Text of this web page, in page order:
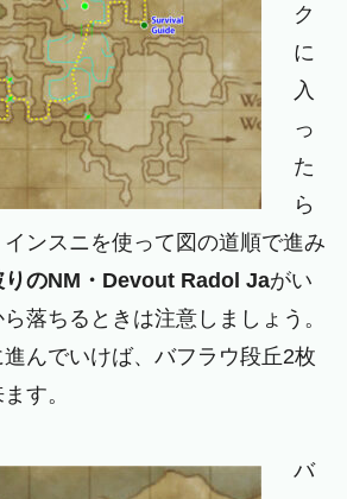
ク
に
入
っ
た
ら
ンスニを使って図の道順で進み
りのNM・Devout Radol Jaがい
落ちるときは注意しましょう。
んでいけば、バフラウ段丘2枚
す。
バ